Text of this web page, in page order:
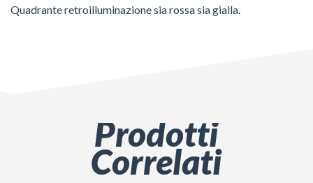
Quadrante retroilluminazione sia rossa sia gialla.
Prodotti
Correlati